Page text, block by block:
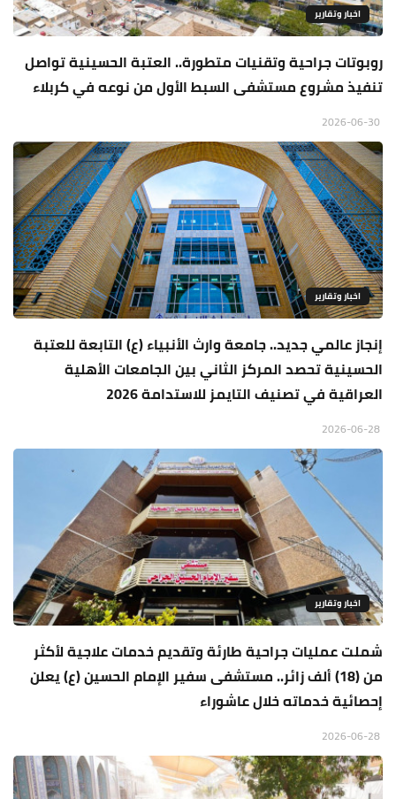
اخبار وتقارير
روبوتات جراحية وتقنيات متطورة.. العتبة الحسينية تواصل
تنفيذ مشروع مستشفى السبط الأول من نوعه في كربلاء
اخبار وتقارير
إنجاز عالمي جديد.. جامعة وارث الأنبياء (ع) التابعة للعتبة
الحسينية تحصد المركز الثاني بين الجامعات الأهلية
العراقية في تصنيف التايمز للاستدامة 2026
اخبار وتقارير
شملت عمليات جراحية طارئة وتقديم خدمات علاجية لأكثر
من (18) ألف زائر.. مستشفى سفير الإمام الحسين (ع) يعلن
إحصائية خدماته خلال عاشوراء